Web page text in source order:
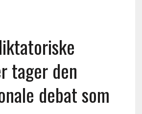
tager den
debat som